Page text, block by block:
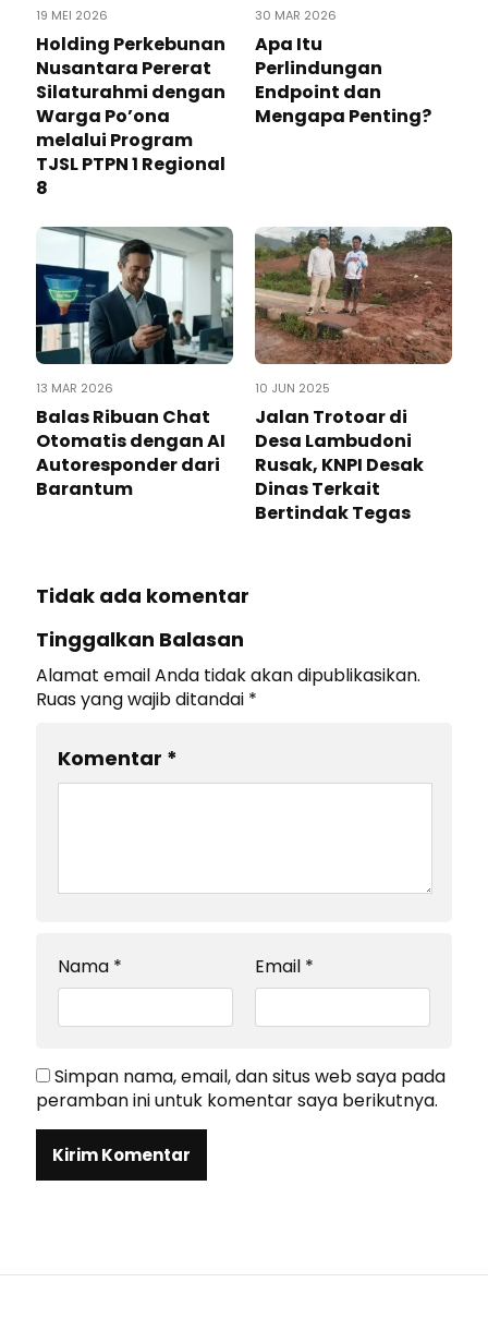
19 MEI 2026
Holding Perkebunan
Nusantara Pererat
Silaturahmi dengan
Warga Po’ona
melalui Program
TJSL PTPN 1 Regional
8
30 MAR 2026
Apa Itu
Perlindungan
Endpoint dan
Mengapa Penting?
13 MAR 2026
Balas Ribuan Chat
Otomatis dengan AI
Autoresponder dari
Barantum
10 JUN 2025
Jalan Trotoar di
Desa Lambudoni
Rusak, KNPI Desak
Dinas Terkait
Bertindak Tegas
Tidak ada komentar
Tinggalkan Balasan
Alamat email Anda tidak akan dipublikasikan.
Ruas yang wajib ditandai *
Komentar *
Nama * Email *
Simpan nama, email, dan situs web saya pada
peramban ini untuk komentar saya berikutnya.